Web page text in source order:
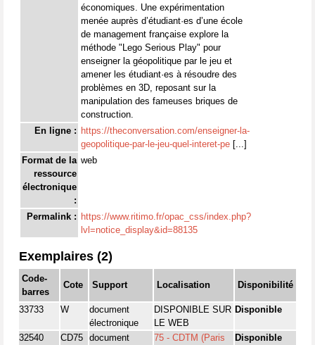
économiques. Une expérimentation
menée auprès d’étudiant·es d’une école
de management française explore la
méthode "Lego Serious Play" pour
enseigner la géopolitique par le jeu et
amener les étudiant·es à résoudre des
problèmes en 3D, reposant sur la
manipulation des fameuses briques de
construction.
En ligne : https://theconversation.com/enseigner-la-
geopolitique-par-le-jeu-quel-interet-pe [...]
Format de la
ressource
électronique
:
web
Permalink : https://www.ritimo.fr/opac_css/index.php?
lvl=notice_display&id=88135
Exemplaires (2)
Code-
barres
Cote Support Localisation Disponibilité
33733 W
document
électronique
DISPONIBLE SUR
LE WEB
Disponible
32540
CD75 document
75 - CDTM (Paris
Disponible